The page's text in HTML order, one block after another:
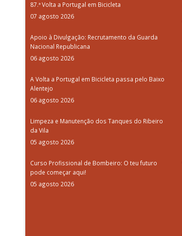
87.ª Volta a Portugal em Bicicleta
07 agosto 2026
Apoio à Divulgação: Recrutamento da Guarda
Nacional Republicana
06 agosto 2026
A Volta a Portugal em Bicicleta passa pelo Baixo
Alentejo
06 agosto 2026
Limpeza e Manutenção dos Tanques do Ribeiro
da Vila
05 agosto 2026
Curso Profissional de Bombeiro: O teu futuro
pode começar aqui!
05 agosto 2026